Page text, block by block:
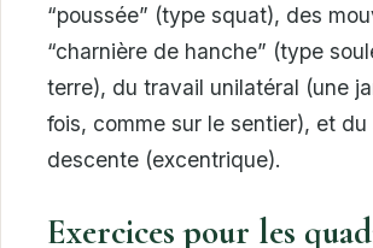
“poussée” (type squat), des
“charnière de hanche” (type
terre), du travail unilatéral (une
fois, comme sur le sentier), et
descente (excentrique).
Exercices pour les